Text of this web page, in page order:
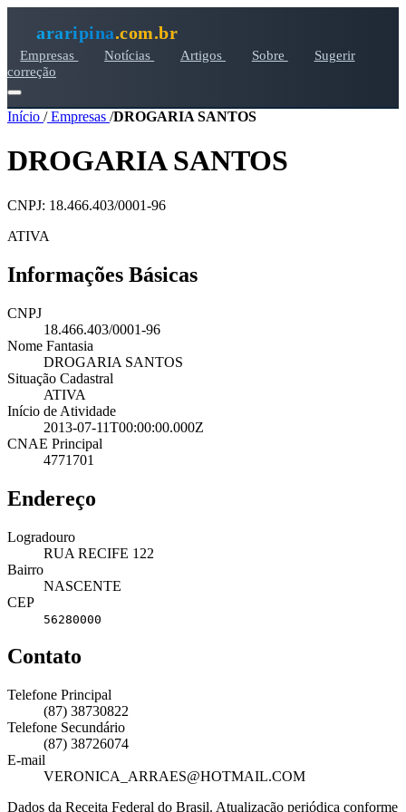
araripina.com.br
Empresas Notícias Artigos Sobre
Sugerir
correção
Início /Empresas /DROGARIA SANTOS
DROGARIA SANTOS
CNPJ: 18.466.403/0001-96
ATIVA
Informações Básicas
CNPJ
18.466.403/0001-96
Nome Fantasia
DROGARIA SANTOS
Situação Cadastral
ATIVA
Início de Atividade
2013-07-11T00:00:00.000Z
CNAE Principal
4771701
Endereço
Logradouro
RUA RECIFE 122
Bairro
NASCENTE
CEP
56280000
Contato
Telefone Principal
(87) 38730822
Telefone Secundário
(87) 38726074
E-mail
VERONICA_ARRAES@HOTMAIL.COM
Dados da Receita Federal do Brasil. Atualização periódica conforme